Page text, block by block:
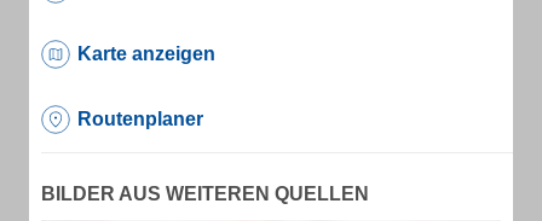
Karte anzeigen
Routenplaner
BILDER AUS WEITEREN QUELLEN